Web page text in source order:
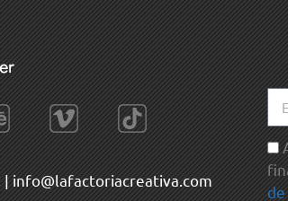
| info@lafactoriacreativa.com